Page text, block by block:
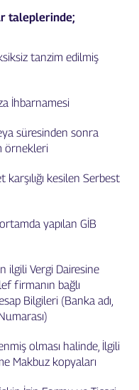
taleplerinde;
tanzim edilmiş
İhbarnamesi
süresinden sonra
örnekleri
kesilen Serbest
yapılan GİB
ilgili Vergi Dairesine
firmanın bağlı
Bilgileri (Banka adı,
olması halinde, İlgili
Makbuz kopyaları